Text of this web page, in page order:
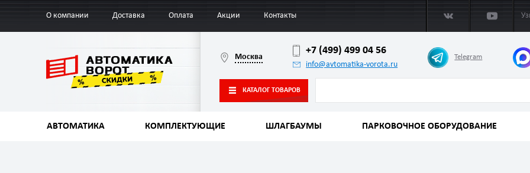
О компании Доставка Оплата Акции Контакты
Москва
+7 (499) 499 04 56
info@avtomatika-vorota.ru
Telegram
КАТАЛОГ ТОВАРОВ
АВТОМАТИКА КОМПЛЕКТУЮЩИЕ ШЛАГБАУМЫ ПАРКОВОЧНОЕ ОБОРУДОВАНИЕ